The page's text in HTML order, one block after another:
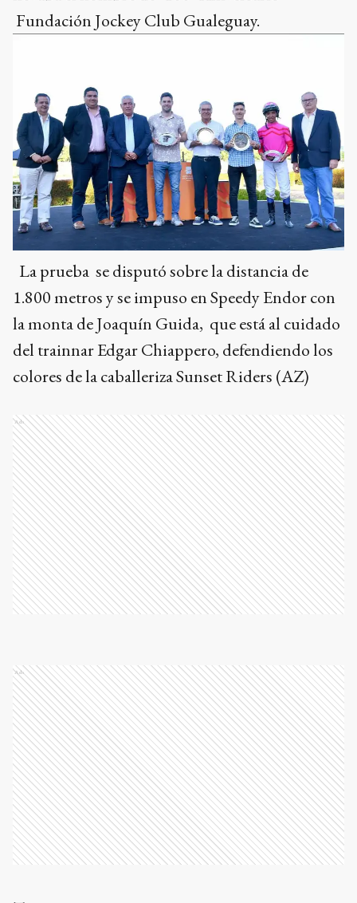
Fundación Jockey Club Gualeguay.
La prueba se disputó sobre la distancia de
1.800 metros y se impuso en Speedy Endor con
la monta de Joaquín Guida, que está al cuidado
del trainnar Edgar Chiappero, defendiendo los
colores de la caballeriza Sunset Riders (AZ)
Ads
Ads